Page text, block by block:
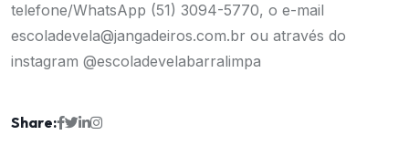
telefone/WhatsApp (51) 3094-5770, o e-mail
escoladevela@jangadeiros.com.br ou através do
instagram @escoladevelabarralimpa
Share: